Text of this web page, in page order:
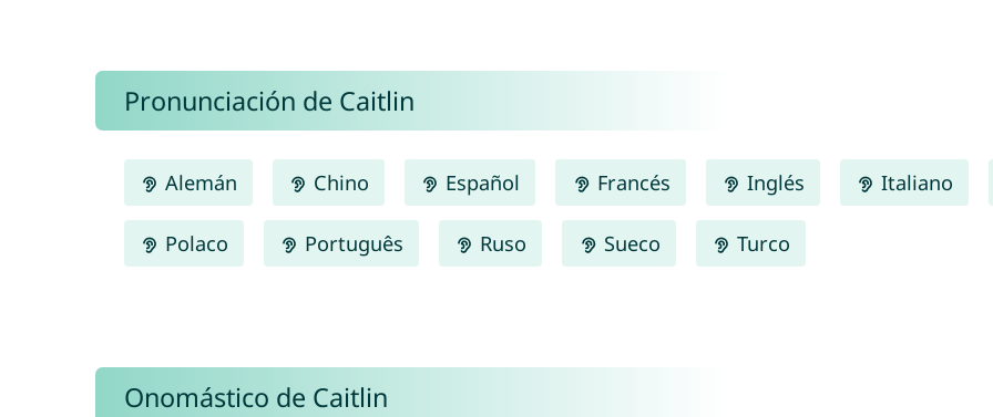
Pronunciación de Caitlin
Alemán Chino Español Francés Inglés Italiano
Polaco Português Ruso Sueco Turco
Onomástico de Caitlin